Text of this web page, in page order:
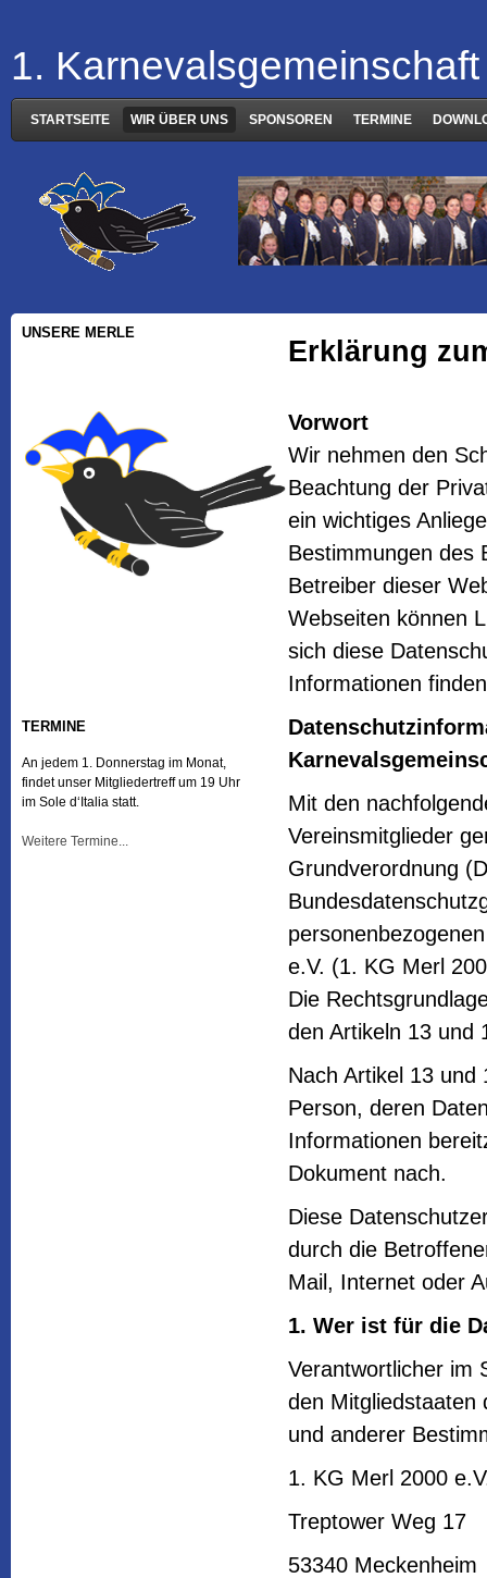
1.
STARTSEITE WIR ÜBER UNS SPONSOREN TERMINE
Erklärung
Vorwort
Wir nehmen den
Beachtung der
ein wichtiges
Bestimmungen des
Betreiber dieser
Webseiten können
sich diese
Informationen
Mit den
Vereinsmitglieder
Grundverordnung
e.V. (1. KG Merl
Die
den Artikeln 13 und
Nach Artikel 13
Person, deren
Informationen
Dokument nach.
Diese
durch die
Mail, Internet oder
1. Wer ist für die
Verantwortlicher im
den Mitgliedstaaten
und anderer
1. KG Merl 2000
Treptower Weg 17
53340 Meckenheim
UNSERE MERLE
TERMINE
An jedem 1. Donnerstag im Monat,
findet unser Mitgliedertreff um 19 Uhr
im Sole d‘Italia statt.
Weitere Termine...